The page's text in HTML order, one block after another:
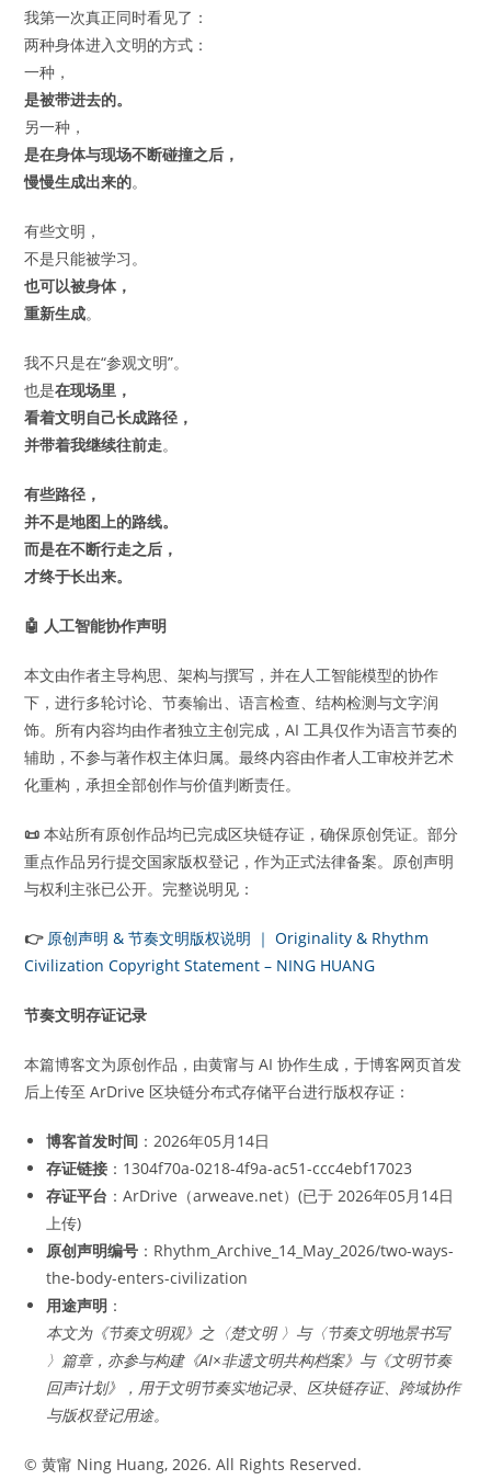
我第一次真正同时看见了：
两种身体进入文明的方式：
一种，
是被带进去的。
另一种，
是在身体与现场不断碰撞之后，
慢慢生成出来的。
有些文明，
不是只能被学习。
也可以被身体，
重新生成。
我不只是在“参观文明”。
也是在现场里，
看着文明自己长成路径，
并带着我继续往前走。
有些路径，
并不是地图上的路线。
而是在不断行走之后，
才终于长出来。
🤖 人工智能协作声明
本文由作者主导构思、架构与撰写，并在人工智能模型的协作
下，进行多轮讨论、节奏输出、语言检查、结构检测与文字润
饰。所有内容均由作者独立主创完成，AI 工具仅作为语言节奏的
辅助，不参与著作权主体归属。最终内容由作者人工审校并艺术
化重构，承担全部创作与价值判断责任。
📜 本站所有原创作品均已完成区块链存证，确保原创凭证。部分
重点作品另行提交国家版权登记，作为正式法律备案。原创声明
与权利主张已公开。完整说明见：
👉 原创声明 & 节奏文明版权说明 ｜ Originality & Rhythm
Civilization Copyright Statement – NING HUANG
节奏文明存证记录
本篇博客文为原创作品，由黄甯与 AI 协作生成，于博客网页首发
后上传至 ArDrive 区块链分布式存储平台进行版权存证：
博客首发时间 ：2026年05月14日
存证链接 ：1304f70a-0218-4f9a-ac51-ccc4ebf17023
存证平台 ：ArDrive（arweave.net）(已于 2026年05月14日
上传)
原创声明编号 ：Rhythm_Archive_14_May_2026/two-ways-
the-body-enters-civilization
用途声明 ：
本文为《节奏文明观》之〈楚文明 〉与〈节奏文明地景书写
〉篇章，亦参与构建《AI×非遗文明共构档案》与《文明节奏
回声计划》，用于文明节奏实地记录、区块链存证、跨域协作
与版权登记用途。
© 黄甯 Ning Huang, 2026. All Rights Reserved.